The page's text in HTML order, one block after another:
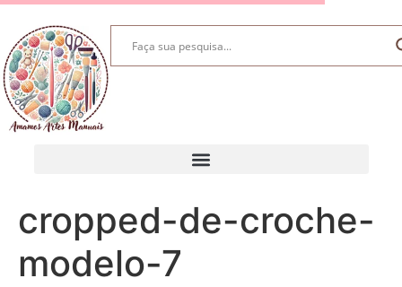
cropped-de-croche-
modelo-7